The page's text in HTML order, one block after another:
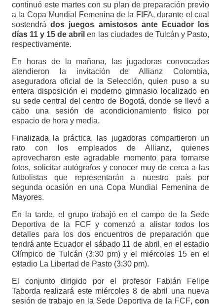
continuó este martes con su plan de preparación previo
a la Copa Mundial Femenina de la FIFA, durante el cual
sostendrádos juegos amistosos ante Ecuador los
días 11 y 15 de abril en las ciudades de Tulcán y Pasto,
respectivamente.
En horas de la mañana, las jugadoras convocadas
atendieron la invitación de Allianz Colombia,
aseguradora oficial de la Selección, quien puso a su
entera disposición el moderno gimnasio localizado en
su sede central del centro de Bogotá, donde se llevó a
cabo una sesión de acondicionamiento físico por
espacio de hora y media.
Finalizada la práctica, las jugadoras compartieron un
rato con los empleados de Allianz, quienes
aprovecharon este agradable momento para tomarse
fotos, solicitar autógrafos y conocer muy de cerca a las
futbolistas que representarán a nuestro país por
segunda ocasión en una Copa Mundial Femenina de
Mayores.
En la tarde, el grupo trabajó en el campo de la Sede
Deportiva de la FCF y comenzó a alistar todos los
detalles para los dos encuentros de preparación que
tendrá ante Ecuador el sábado 11 de abril, en el estadio
Olímpico de Tulcán (3:30 pm) y el miércoles 15 en el
estadio La Libertad de Pasto (3:30 pm).
El conjunto dirigido por el profesor Fabián Felipe
Taborda realizará este miércoles 8 de abril una nueva
sesión de trabajo en la Sede Deportiva de la FCF, con